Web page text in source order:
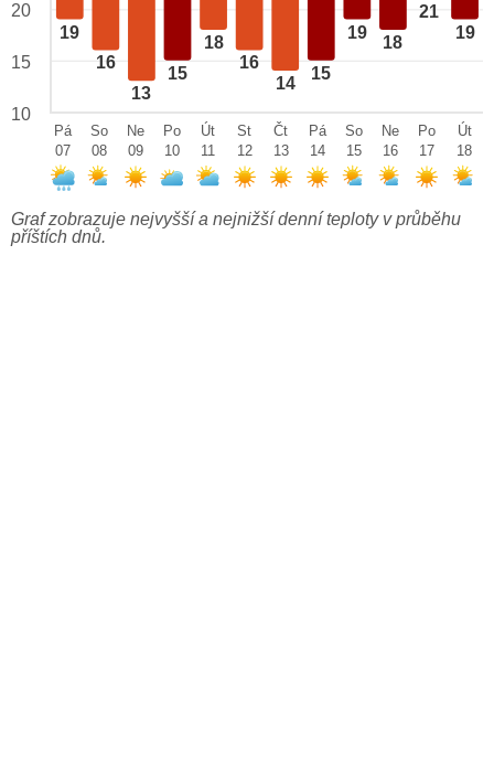
19
16
13
15
18
16
14
15
19
18
21
19
20
15
10
Pá
07
So
08
Ne
09
Po
10
Út
11
St
12
Čt
13
Pá
14
So
15
Ne
16
Po
17
Út
18
Graf zobrazuje nejvyšší a nejnižší denní teploty v průběhu
příštích dnů.